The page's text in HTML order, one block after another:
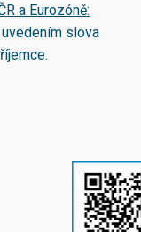
a Eurozóně:
slova